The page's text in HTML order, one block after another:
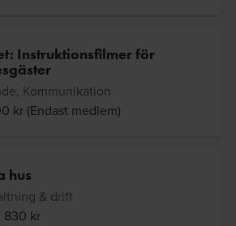
Instruktionsfilmer för
Kommunikation
kr (Endast medlem)
hus
& drift
830 kr